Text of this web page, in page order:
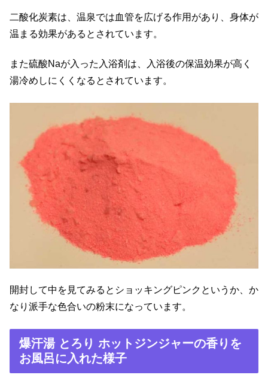
二酸化炭素は、温泉では血管を広げる作用があり、身体が
温まる効果があるとされています。
また硫酸Naが入った入浴剤は、入浴後の保温効果が高く
湯冷めしにくくなるとされています。
開封して中を見てみるとショッキングピンクというか、か
なり派手な色合いの粉末になっています。
爆汗湯 とろり ホットジンジャーの香りを
お風呂に入れた様子